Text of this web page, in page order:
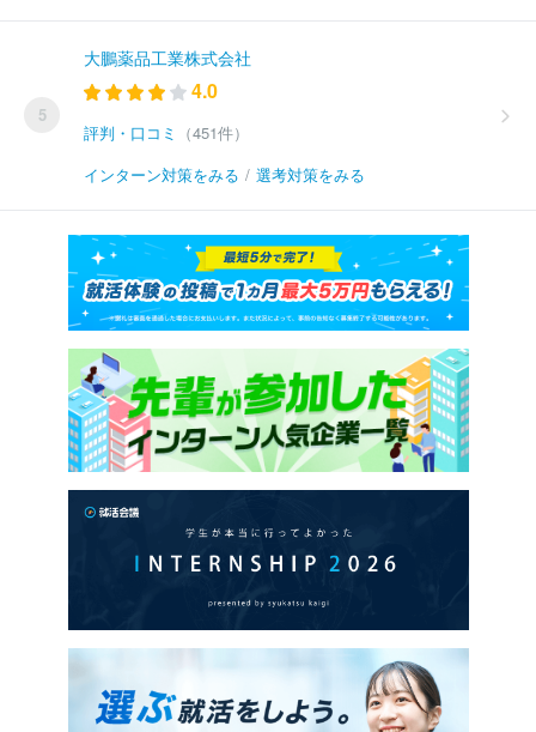
5
大鵬薬品工業株式会社
4.0
評判・口コミ
（451件）
インターン対策をみる / 選考対策をみる